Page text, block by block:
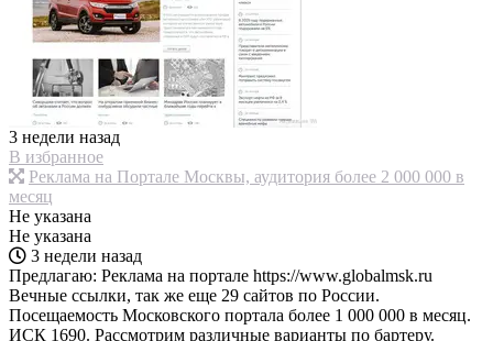
3 недели назад
В избранное
Реклама на Портале Москвы, аудитория более 2 000 000 в
месяц
Не указана
Не указана
3 недели назад
Предлагаю: Реклама на портале https://www.globalmsk.ru
Вечные ссылки, так же еще 29 сайтов по России.
Посещаемость Московского портала более 1 000 000 в месяц.
ИСК 1690. Рассмотрим различные варианты по бартеру.